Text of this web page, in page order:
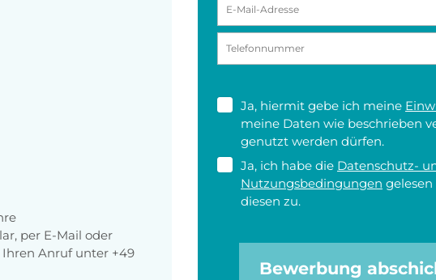
per E-Mail oder
Anruf unter +49
Ja, hiermit gebe ich meine
meine Daten wie beschrieben
genutzt werden dürfen.
Ja, ich habe die Datenschutz-
Nutzungsbedingungen
diesen zu.
Bewerbung